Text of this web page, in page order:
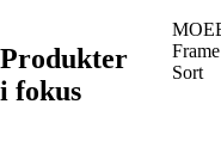
Produkter
i fokus
Sort